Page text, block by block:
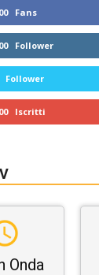
Fans
Follower
Follower
Iscritti
Onda